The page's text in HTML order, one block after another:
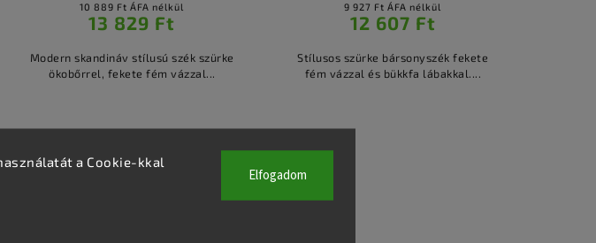
a Cookie-kkal
Elfogadom
10 889 Ft ÁFA nélkül
13 829 Ft
Modern skandináv stílusú szék szürke
ökobőrrel, fekete fém vázzal...
9 927 Ft ÁFA nélkül
12 607 Ft
Stílusos szürke bársonyszék fekete
fém vázzal és bükkfa lábakkal....